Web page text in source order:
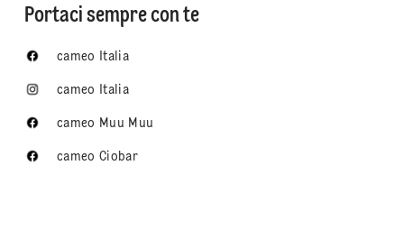
Portaci sempre con te
cameo Italia
cameo Italia
cameo Muu Muu
cameo Ciobar